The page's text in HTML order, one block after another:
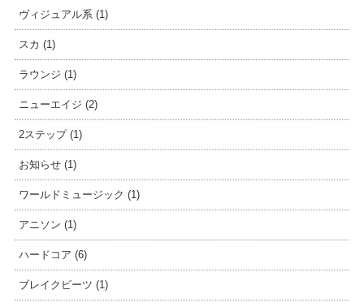
ヴィジュアル系 (1)
スカ (1)
ラウンジ (1)
ニューエイジ (2)
2ステップ (1)
お知らせ (1)
ワールドミュージック (1)
アニソン (1)
ハードコア (6)
ブレイクビーツ (1)